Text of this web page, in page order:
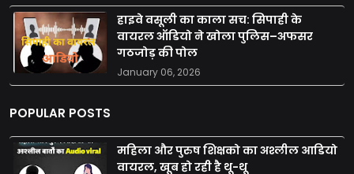
हाइवे वसूली का काला सच: सिपाही के
वायरल ऑडियो ने खोला पुलिस–अफसर
गठजोड़ की पोल
January 06, 2026
POPULAR POSTS
महिला और पुरुष शिक्षको का अश्लील आडियो
वायरल, खूब हो रही है थू-थू